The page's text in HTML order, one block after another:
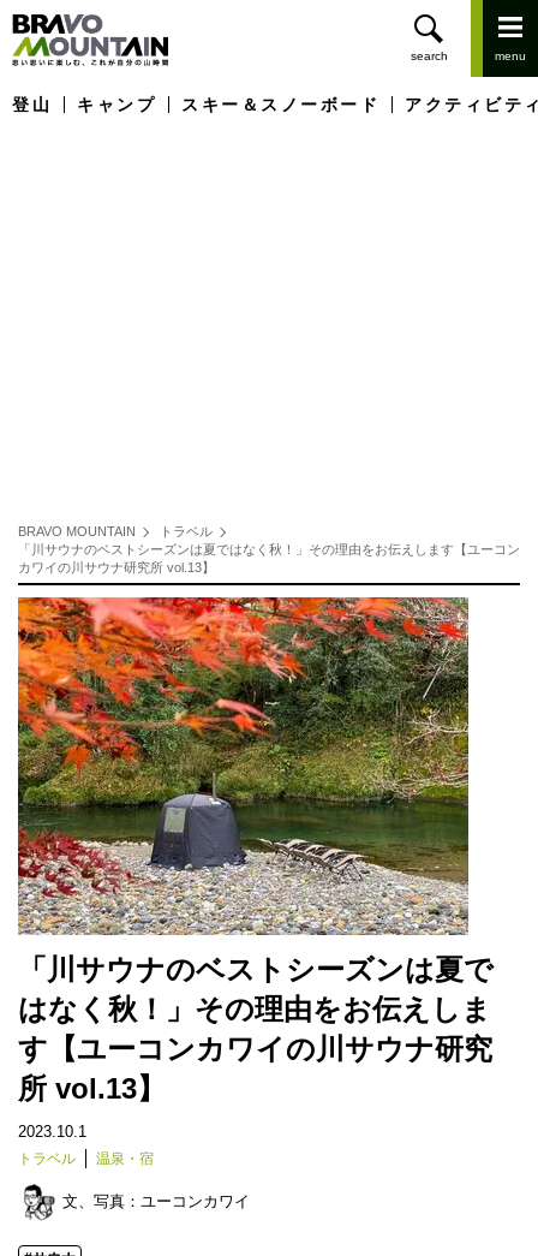
登山 キャンプ スキー＆スノーボード アクティビテ
BRAVO MOUNTAIN
トラベル
「川サウナのベストシーズンは夏ではなく秋！」その理由をお伝えします【ユーコン
カワイの川サウナ研究所 vol.13】
「川サウナのベストシーズンは夏で
はなく秋！」その理由をお伝えしま
す【ユーコンカワイの川サウナ研究
所 vol.13】
2023.10.1
トラベル 温泉・宿
文、写真： ユーコンカワイ